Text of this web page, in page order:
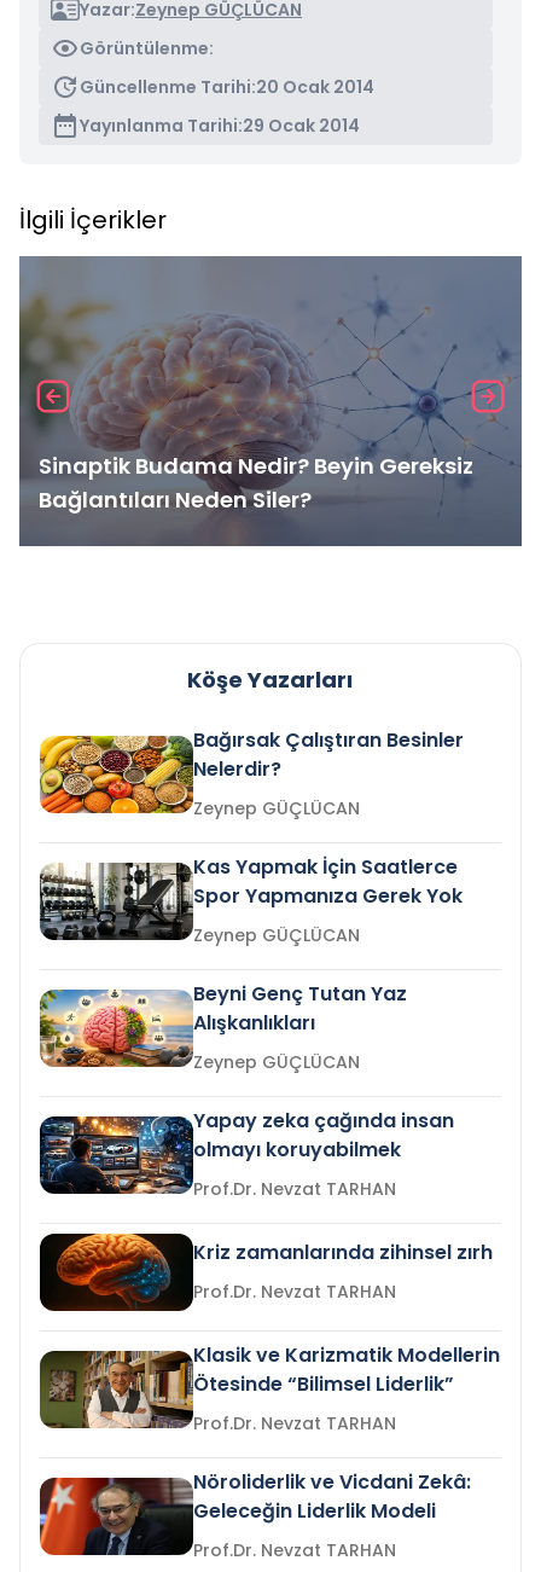
Yazar:Zeynep GÜÇLÜCAN
Görüntülenme:
Güncellenme Tarihi:20 Ocak 2014
Yayınlanma Tarihi:29 Ocak 2014
İlgili İçerikler
Sinaptik Budama Nedir? Beyin Gereksiz
Bağlantıları Neden Siler?
Köşe Yazarları
Bağırsak Çalıştıran Besinler
Nelerdir?
Zeynep GÜÇLÜCAN
Kas Yapmak İçin Saatlerce
Spor Yapmanıza Gerek Yok
Zeynep GÜÇLÜCAN
Beyni Genç Tutan Yaz
Alışkanlıkları
Zeynep GÜÇLÜCAN
Yapay zeka çağında insan
olmayı koruyabilmek
Prof.Dr. Nevzat TARHAN
Kriz zamanlarında zihinsel zırh
Prof.Dr. Nevzat TARHAN
Klasik ve Karizmatik Modellerin
Ötesinde “Bilimsel Liderlik”
Prof.Dr. Nevzat TARHAN
Nöroliderlik ve Vicdani Zekâ:
Geleceğin Liderlik Modeli
Prof.Dr. Nevzat TARHAN